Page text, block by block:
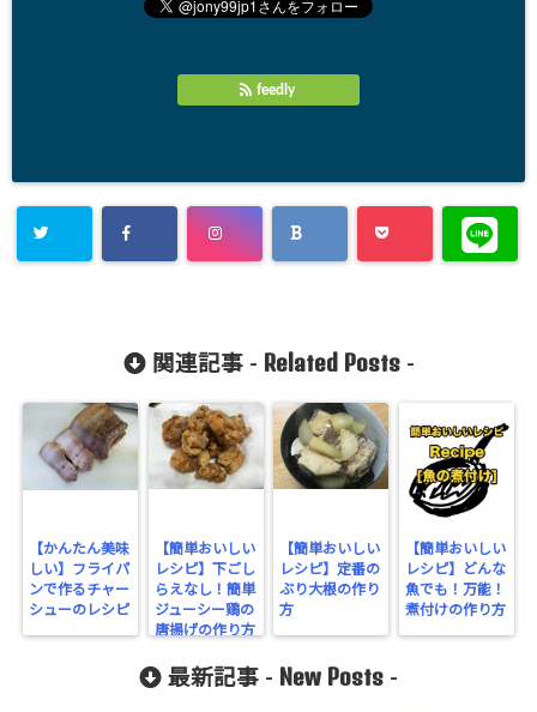
feedly
関連記事 - Related Posts-
【かんたん美味
しい】フライパ
ンで作るチャー
シューのレシピ
【簡単おいしい
レシピ】下ごし
らえなし！簡単
ジューシー鶏の
唐揚げの作り方
【簡単おいしい
レシピ】定番の
ぶり大根の作り
方
【簡単おいしい
レシピ】どんな
魚でも！万能！
煮付けの作り方
最新記事 - New Posts -